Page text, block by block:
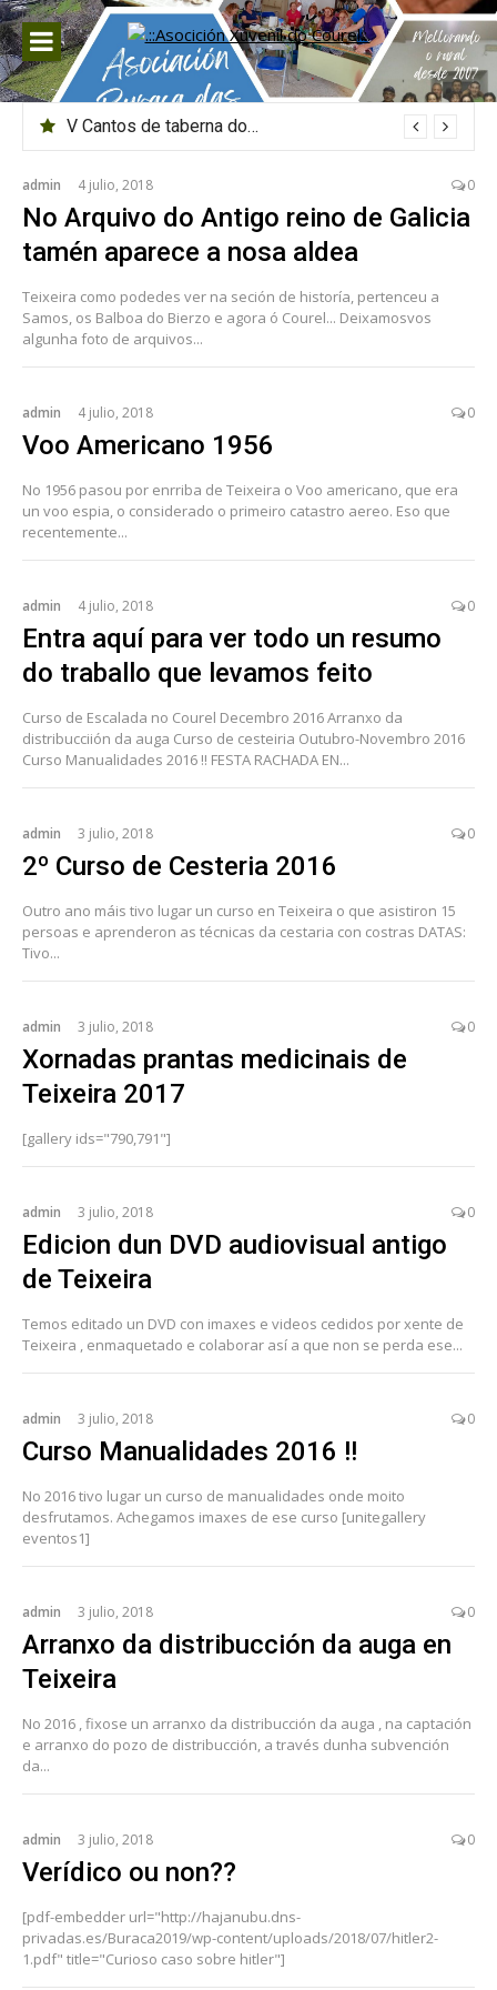
Saltar
al
contenido
V Cantos de taberna do Courel
admin 4 julio, 2018 0
No Arquivo do Antigo reino de Galicia
tamén aparece a nosa aldea
Teixeira como podedes ver na seción de historía, pertenceu a
Samos, os Balboa do Bierzo e agora ó Courel... Deixamosvos
algunha foto de arquivos...
admin 4 julio, 2018 0
Voo Americano 1956
No 1956 pasou por enrriba de Teixeira o Voo americano, que era
un voo espia, o considerado o primeiro catastro aereo. Eso que
recentemente...
admin 4 julio, 2018 0
Entra aquí para ver todo un resumo
do traballo que levamos feito
Curso de Escalada no Courel Decembro 2016 Arranxo da
distribucciión da auga Curso de cesteiria Outubro-Novembro 2016
Curso Manualidades 2016 !! FESTA RACHADA EN...
admin 3 julio, 2018 0
2º Curso de Cesteria 2016
Outro ano máis tivo lugar un curso en Teixeira o que asistiron 15
persoas e aprenderon as técnicas da cestaria con costras DATAS:
Tivo...
admin 3 julio, 2018 0
Xornadas prantas medicinais de
Teixeira 2017
[gallery ids="790,791"]
admin 3 julio, 2018 0
Edicion dun DVD audiovisual antigo
de Teixeira
Temos editado un DVD con imaxes e videos cedidos por xente de
Teixeira , enmaquetado e colaborar así a que non se perda ese...
admin 3 julio, 2018 0
Curso Manualidades 2016 !!
No 2016 tivo lugar un curso de manualidades onde moito
desfrutamos. Achegamos imaxes de ese curso [unitegallery
eventos1]
admin 3 julio, 2018 0
Arranxo da distribucción da auga en
Teixeira
No 2016 , fixose un arranxo da distribucción da auga , na captación
e arranxo do pozo de distribucción, a través dunha subvención
da...
admin 3 julio, 2018 0
Verídico ou non??
[pdf-embedder url="http://hajanubu.dns-
privadas.es/Buraca2019/wp-content/uploads/2018/07/hitler2-
1.pdf" title="Curioso caso sobre hitler"]